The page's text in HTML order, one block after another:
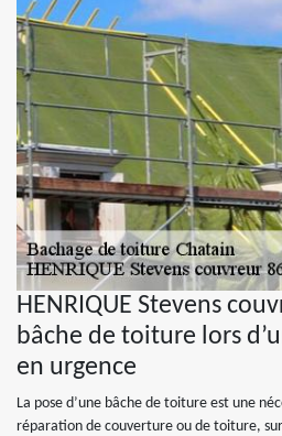
HENRIQUE Stevens
bâche de toiture lors
en urgence
La pose d’une bâche de toiture est une
réparation de couverture ou de toiture,